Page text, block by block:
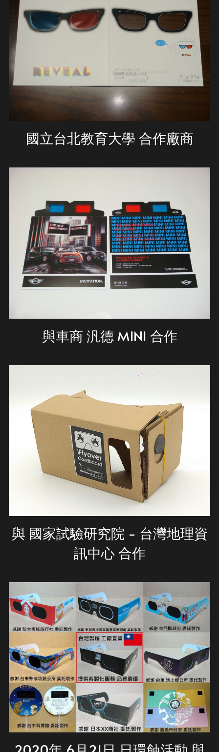
國立台北教育大學 合作廠商
與車商 汎德 MINI 合作
與 國家試驗研究院 - 台灣地理資
訊中心 合作